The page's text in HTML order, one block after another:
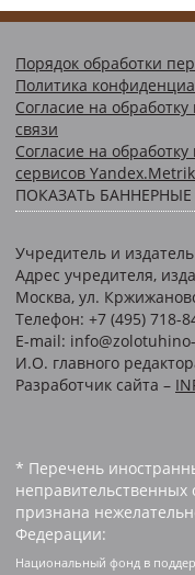
Порядок обработки
Политика
Согласие на
связи
Согласие на
сервисов
ПОКАЗАТЬ
Учредитель и
Адрес учредителя,
Москва, ул.
Телефон: +7 (495) 718-
E-mail:
И.О. главного
Разработчик сайта –
* Перечень
неправительственных
признана
Федерации:
Национальный фонд в